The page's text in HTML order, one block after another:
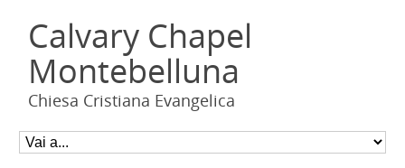
Calvary Chapel
Montebelluna
Chiesa Cristiana Evangelica